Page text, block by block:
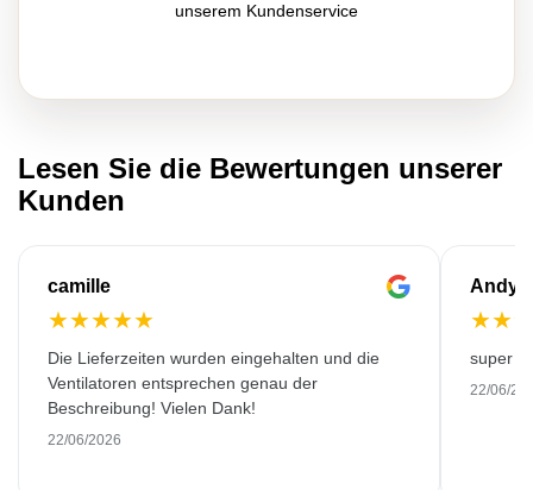
unserem Kundenservice
Lesen Sie die Bewertungen unserer
Kunden
camille
★★★★★
Die Lieferzeiten wurden eingehalten und die
Ventilatoren entsprechen genau der
Beschreibung! Vielen Dank!
22/06/2026
Andy
★★
super
22/06/